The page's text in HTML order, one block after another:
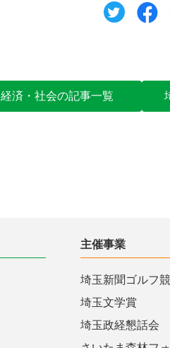
ツイート
経済・社会の記事一覧
主催事業
埼玉新聞ゴルフ
埼玉文学賞
埼玉政経懇話会